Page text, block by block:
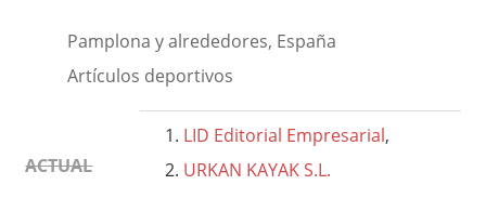
Pamplona y alrededores, España
Artículos deportivos
ACTUAL
LID Editorial Empresarial,
URKAN KAYAK S.L.